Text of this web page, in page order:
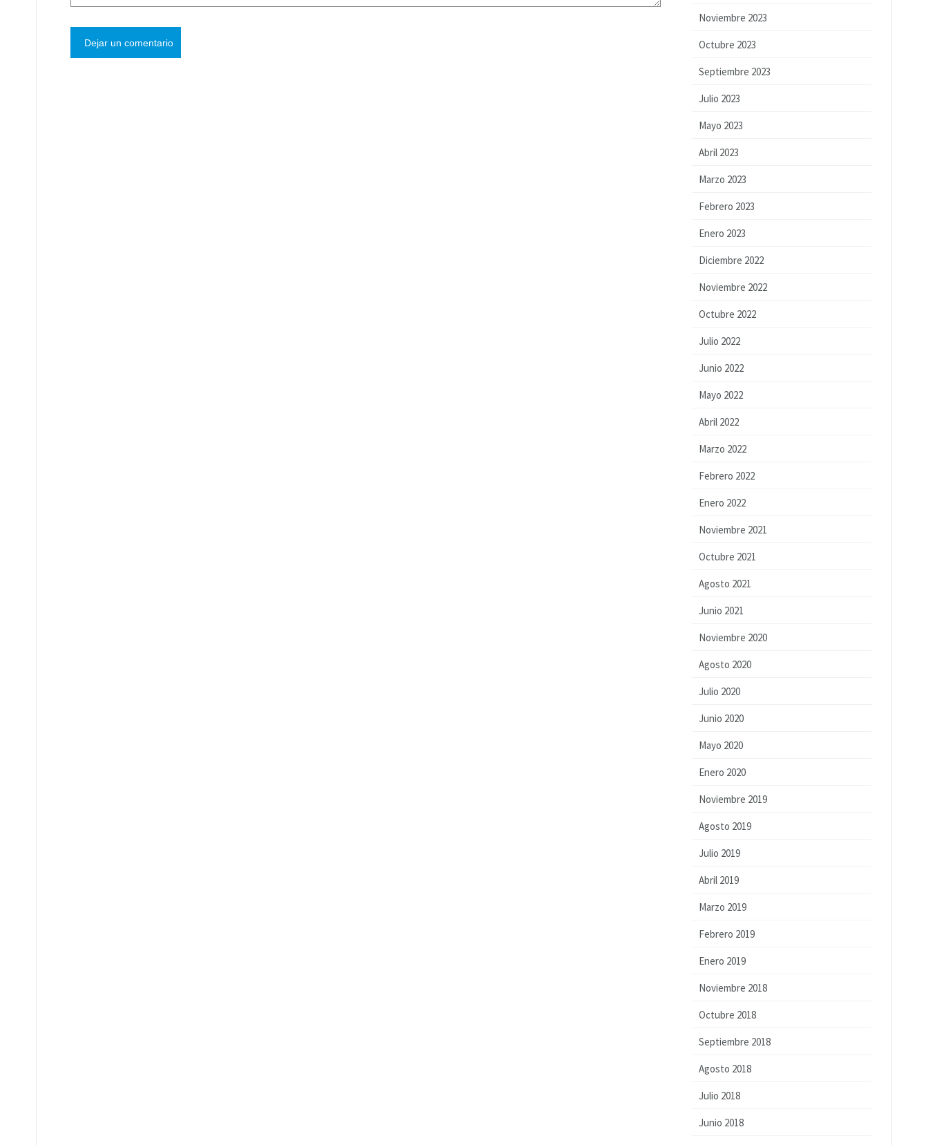
Noviembre 2023
Octubre 2023
Septiembre 2023
Julio 2023
Mayo 2023
Abril 2023
Marzo 2023
Febrero 2023
Enero 2023
Diciembre 2022
Noviembre 2022
Octubre 2022
Julio 2022
Junio 2022
Mayo 2022
Abril 2022
Marzo 2022
Febrero 2022
Enero 2022
Noviembre 2021
Octubre 2021
Agosto 2021
Junio 2021
Noviembre 2020
Agosto 2020
Julio 2020
Junio 2020
Mayo 2020
Enero 2020
Noviembre 2019
Agosto 2019
Julio 2019
Abril 2019
Marzo 2019
Febrero 2019
Enero 2019
Noviembre 2018
Octubre 2018
Septiembre 2018
Agosto 2018
Julio 2018
Junio 2018